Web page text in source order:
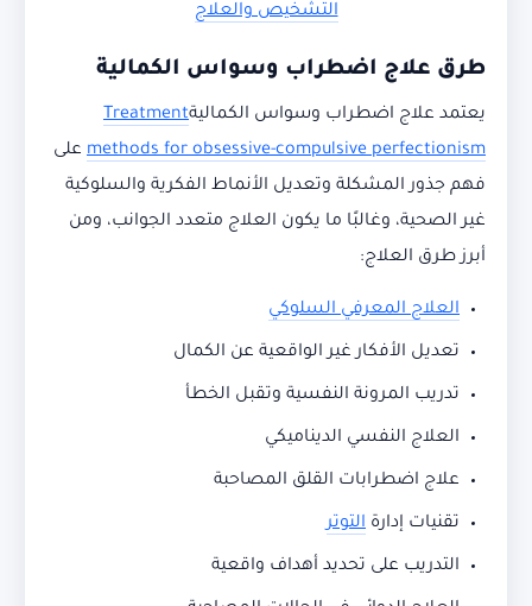
التشخيص والعلاج
طرق علاج اضطراب وسواس الكمالية
يعتمد علاج اضطراب وسواس الكماليةTreatment
methods for obsessive-compulsive perfectionism على
فهم جذور المشكلة وتعديل الأنماط الفكرية والسلوكية
غير الصحية، وغالبًا ما يكون العلاج متعدد الجوانب، ومن
أبرز طرق العلاج:
العلاج المعرفي السلوكي
تعديل الأفكار غير الواقعية عن الكمال
تدريب المرونة النفسية وتقبل الخطأ
العلاج النفسي الديناميكي
علاج اضطرابات القلق المصاحبة
تقنيات إدارة التوتر
التدريب على تحديد أهداف واقعية